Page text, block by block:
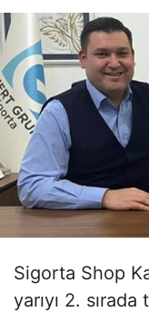
Sigorta Shop
yarıyı 2.